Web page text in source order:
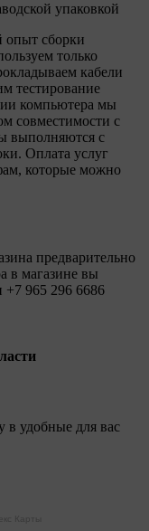
упаковкой
сборки
только
кабели
тестирование
компьютера мы
совместимости с
выполняются с
Оплата услуг
которые можно
предварительно
в магазине вы
+7 965 296 6686
в удобные для вас
Карты